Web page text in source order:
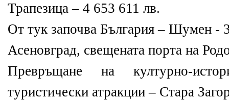
Трапезица – 4 653 611 лв.
От тук започва България – Шумен -
Асеновград, свещената порта на
Превръщане на културно-
туристически атракции – Стара